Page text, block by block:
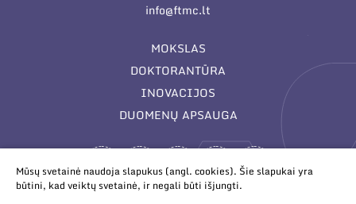
info@ftmc.lt
MOKSLAS
DOKTORANTŪRA
INOVACIJOS
DUOMENŲ APSAUGA
Mūsų svetainė naudoja slapukus (angl. cookies). Šie slapukai yra
būtini, kad veiktų svetainė, ir negali būti išjungti.